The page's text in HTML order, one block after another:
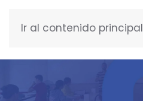
Ir al contenido principal